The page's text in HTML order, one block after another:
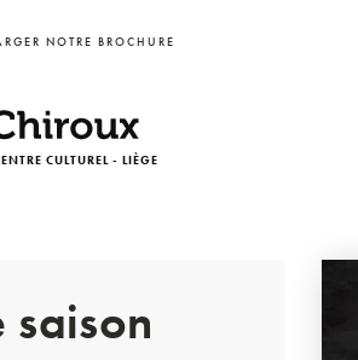
NOTRE BROCHURE
CULTUREL - LIÈGE
saison